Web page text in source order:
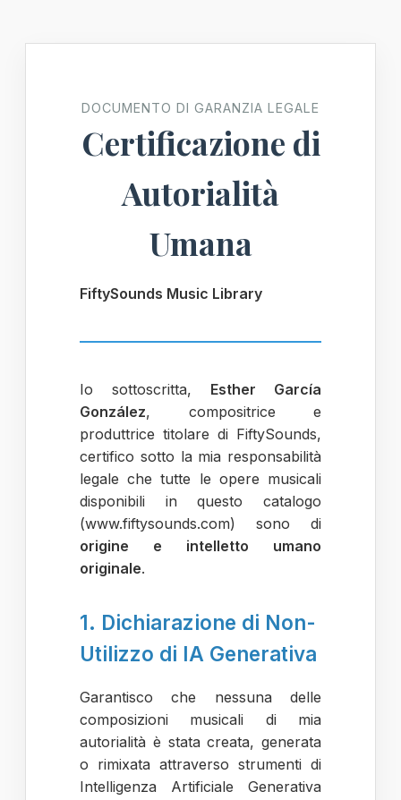
DOCUMENTO DI GARANZIA LEGALE
Certificazione di
Autorialità
Umana
FiftySounds Music Library
Io sottoscritta, Esther García
González, compositrice e
produttrice titolare di FiftySounds,
certifico sotto la mia responsabilità
legale che tutte le opere musicali
disponibili in questo catalogo
(www.fiftysounds.com) sono di
origine e intelletto umano
originale.
1. Dichiarazione di Non-
Utilizzo di IA Generativa
Garantisco che nessuna delle
composizioni musicali di mia
autorialità è stata creata, generata
o rimixata attraverso strumenti di
Intelligenza Artificiale Generativa